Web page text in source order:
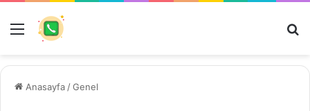
Menü
Anasayfa /Genel